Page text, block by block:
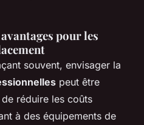
pour les
souvent, envisager la
peut être
réduire les coûts
à des équipements de